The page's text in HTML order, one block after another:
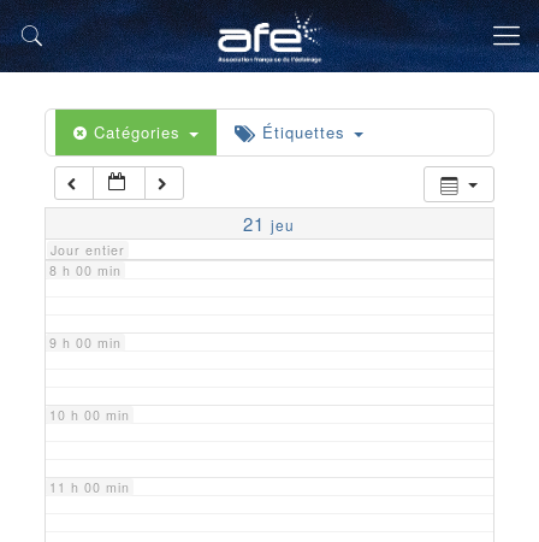
Catégories Étiquettes
21 jeu
Jour entier
5 h 00 min
6 h 00 min
7 h 00 min
8 h 00 min
9 h 00 min
10 h 00 min
11 h 00 min